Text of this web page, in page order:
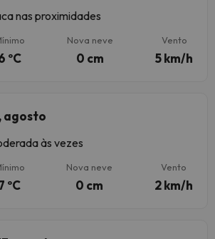
nas proximidades
ºC
Nova neve
0 cm
Vento
5 km/h
agosto
às vezes
ºC
Nova neve
0 cm
Vento
2 km/h